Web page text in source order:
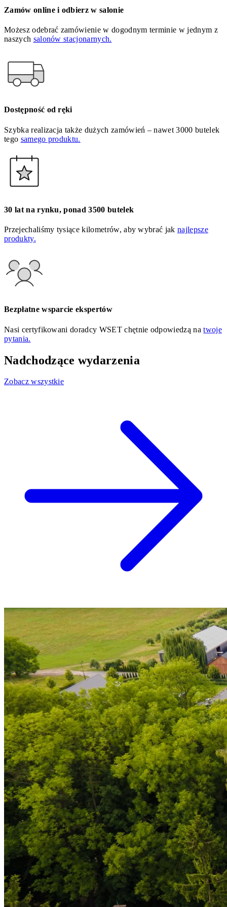
Zamów online i odbierz w salonie
Możesz odebrać zamówienie w dogodnym terminie w jednym z
naszych salonów stacjonarnych.
Dostępność od ręki
Szybka realizacja także dużych zamówień – nawet 3000 butelek
tego samego produktu.
30 lat na rynku, ponad 3500 butelek
Przejechaliśmy tysiące kilometrów, aby wybrać jaknajlepsze
produkty.
Bezpłatne wsparcie ekspertów
Nasi certyfikowani doradcy WSET chętnie odpowiedzą natwoje
pytania.
Nadchodzące wydarzenia
Zobacz wszystkie